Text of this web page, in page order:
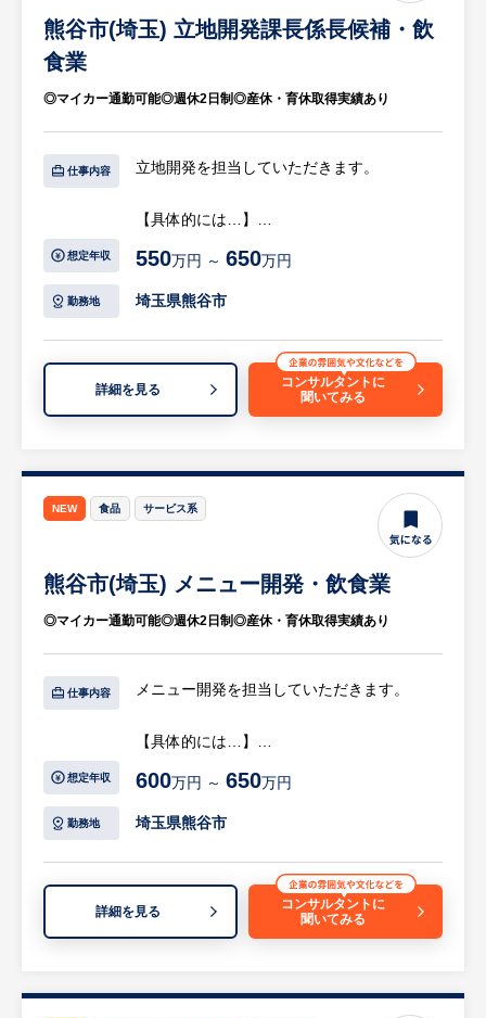
残業は月平均18時間程度と働きやすい環境で
す。また、130項目にわたる明確なスキルチ
昇格・昇給（店長平均年収520万円）できる
1店舗あたり80～110席ほどの広さで、1日の
来客数は70組程度です。
り、そのうち正社員は1～4名体制で運営を行
場合は、エリアマネージャーがヘルプに入る
などサポート体制も万全です。
長」「店長」へとステップアップしていただ
きます（入社3年ほどで店長へ昇格するイメ
店長として経験を積んだ後は、複数店舗を統
括し現場を極める「エリアマネージャー」
キャリアパスが用意されています。
熊谷市(埼玉) 立地開発課長係長候補・飲
食業
◎マイカー通勤可能◎週休2日制◎産休・育休取得実績あり
仕事内容 立地開発を担当していただきます。
【具体的には…】
・仲介業者様やオーナー様との交渉
・役所との交渉
・既存店舗の賃料交渉
チーム全体で協力し、半期で3店舗を目標と
して業務に取り組んでいただきます。
メンバー中は良好で風通しがよく、残業もほ
18時にはフロアのほぼ全員が帰宅準備をして
いるような環境。
張無の環境です。
【配属先情報】
※詳細は面談時にお伝えします
想定年収 550万円 ～ 650万円
勤務地 埼玉県熊谷市
詳細を見る
コンサルタントに
聞いてみる
NEW 食品 サービス系
熊谷市(埼玉) メニュー開発・飲食業
◎マイカー通勤可能◎週休2日制◎産休・育休取得実績あり
仕事内容 メニュー開発を担当していただきます。
【具体的には…】
にメニュー責任者がいますので、
３部門を統括し、高いレベルのメニュー開発
・商品プレートの開発
・マニュアルの作成
【仕事の魅力】
想定年収 600万円 ～ 650万円
勤務地 埼玉県熊谷市
詳細を見る
コンサルタントに
聞いてみる